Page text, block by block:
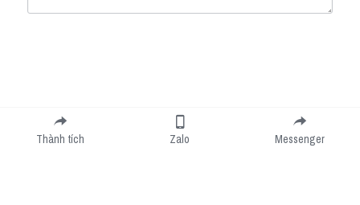
Submit
Thành tích Zalo Messenger